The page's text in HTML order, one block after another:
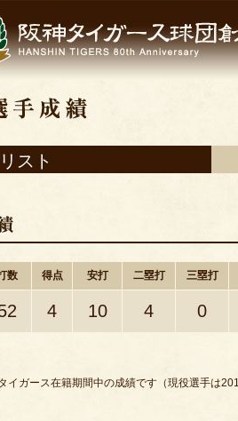
スト
数 得点 安打 二塁打 三塁打
4 10 4 0
イガース在籍期間中の成績です（現役選手は